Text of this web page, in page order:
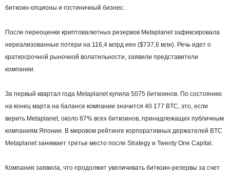
биткоин-опционы и гостиничный бизнес.
После переоценки криптовалютных резервов Metaplanet зафиксировала
нереализованные потери на 116,4 млрд иен ($737,6 млн). Речь идет о
краткосрочной рыночной волатильности, заявили представители
компании.
За первый квартал года Metaplanet купила 5075 биткоинов. По состоянию
на конец марта на балансе компании значится 40 177 BTC, это, если
верить Metaplanet, около 87% всех биткоинов, принадлежащих публичным
компаниям Японии. В мировом рейтинге корпоративных держателей BTC
Metaplanet занимает третье место после Strategy и Twenty One Capital.
Компания заявила, что продолжит увеличивать биткоин-резервы за счет